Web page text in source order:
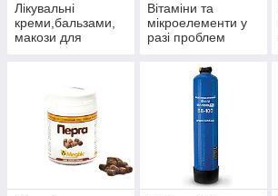
Лікувальні
креми,бальзами,
макози для
Вітаміни та
мікроелементи у
разі проблем